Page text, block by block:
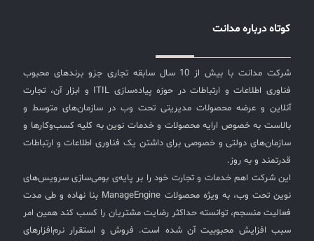
کوتاه درباره مدانت
شرکت مدانت با بیش از 10 سال سابقه تجاری جزو برندهای محبوب
فناوری اطلاعات و ارتباطات در حوزه پیاده‌سازی ITIL و ابزار آن، تجارت
آنلاین و عرضه محصولات مدیریتی تحت وب در سازمان‌های متوسط و
بالاست به خصوص ارایه محصولات و خدمات نوین به کلیه کسب‌وکارها و
سازمان‌های دولتی و خصوصی برای داشتن یک فناوری اطلاعات و ارتباطات
قدرتمند و به روز.
این شرکت اهم خدمات و تجارت خود را بر پایه‌ی بومی‌سازی سرویس‌های
نوین تحت وب، به ویژه محصولات ManageEngine بنا نهاده و طی مدت
فعالیت منسجم، توانسته حداکثر رضایت مشتریان را کسب کند همین امر
سبب افزایش محبوبیت آن شده است. فروش و استقرار نرم‌افزارهای